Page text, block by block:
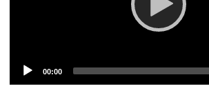
Current
00:00